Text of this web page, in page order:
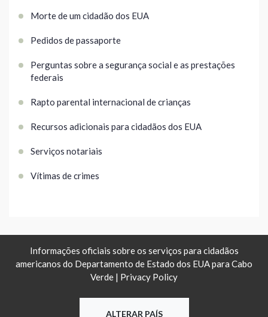
Morte de um cidadão dos EUA
Pedidos de passaporte
Perguntas sobre a segurança social e as prestações
federais
Rapto parental internacional de crianças
Recursos adicionais para cidadãos dos EUA
Serviços notariais
Vítimas de crimes
Informações oficiais sobre os serviços para cidadãos
americanos do Departamento de Estado dos EUA para Cabo
Verde | Privacy Policy
ALTERAR PAÍS